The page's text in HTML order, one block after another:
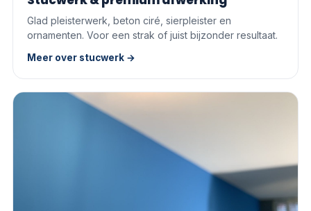
Glad pleisterwerk, beton ciré, sierpleister en
ornamenten. Voor een strak of juist bijzonder resultaat.
Meer over stucwerk →